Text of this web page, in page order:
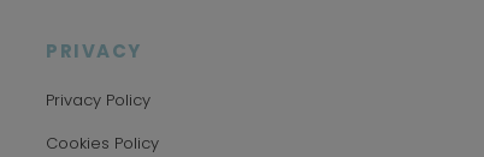
PRIVACY
Privacy Policy
Cookies Policy